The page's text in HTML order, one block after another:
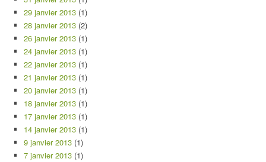
29 janvier 2013 (1)
28 janvier 2013 (2)
26 janvier 2013 (1)
24 janvier 2013 (1)
22 janvier 2013 (1)
21 janvier 2013 (1)
20 janvier 2013 (1)
18 janvier 2013 (1)
17 janvier 2013 (1)
14 janvier 2013 (1)
9 janvier 2013 (1)
7 janvier 2013 (1)